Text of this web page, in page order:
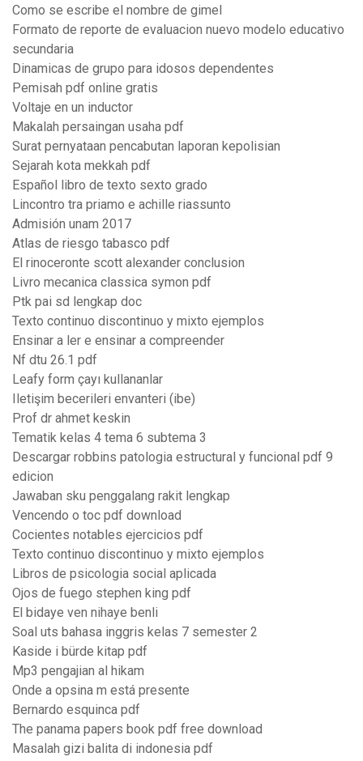
Como se escribe el nombre de gimel
Formato de reporte de evaluacion nuevo modelo educativo
secundaria
Dinamicas de grupo para idosos dependentes
Pemisah pdf online gratis
Voltaje en un inductor
Makalah persaingan usaha pdf
Surat pernyataan pencabutan laporan kepolisian
Sejarah kota mekkah pdf
Español libro de texto sexto grado
Lincontro tra priamo e achille riassunto
Admisión unam 2017
Atlas de riesgo tabasco pdf
El rinoceronte scott alexander conclusion
Livro mecanica classica symon pdf
Ptk pai sd lengkap doc
Texto continuo discontinuo y mixto ejemplos
Ensinar a ler e ensinar a compreender
Nf dtu 26.1 pdf
Leafy form çayı kullananlar
Iletişim becerileri envanteri (ibe)
Prof dr ahmet keskin
Tematik kelas 4 tema 6 subtema 3
Descargar robbins patologia estructural y funcional pdf 9
edicion
Jawaban sku penggalang rakit lengkap
Vencendo o toc pdf download
Cocientes notables ejercicios pdf
Texto continuo discontinuo y mixto ejemplos
Libros de psicologia social aplicada
Ojos de fuego stephen king pdf
El bidaye ven nihaye benli
Soal uts bahasa inggris kelas 7 semester 2
Kaside i bürde kitap pdf
Mp3 pengajian al hikam
Onde a opsina m está presente
Bernardo esquinca pdf
The panama papers book pdf free download
Masalah gizi balita di indonesia pdf